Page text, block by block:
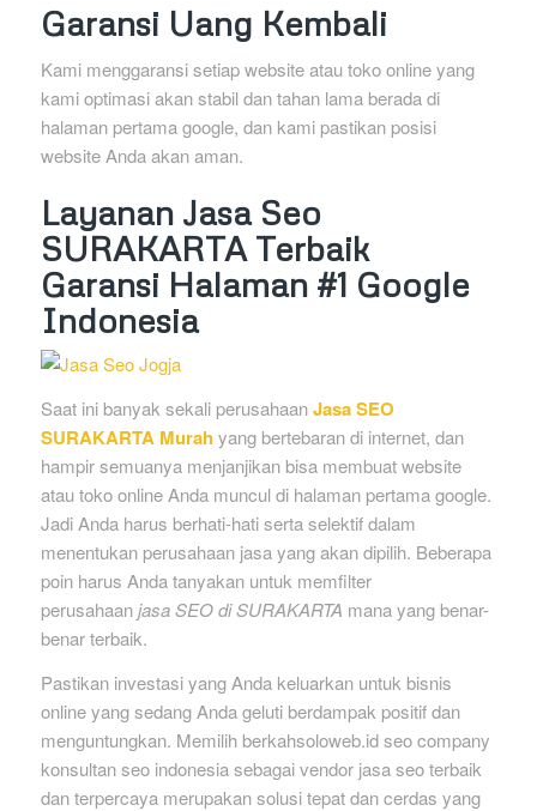
Garansi Uang Kembali
Kami menggaransi setiap website atau toko online yang
kami optimasi akan stabil dan tahan lama berada di
halaman pertama google, dan kami pastikan posisi
website Anda akan aman.
Layanan Jasa Seo
SURAKARTA Terbaik
Garansi Halaman #1 Google
Indonesia
Saat ini banyak sekali perusahaanJasa SEO
SURAKARTA Murahyang bertebaran di internet, dan
hampir semuanya menjanjikan bisa membuat website
atau toko online Anda muncul di halaman pertama google.
Jadi Anda harus berhati-hati serta selektif dalam
menentukan perusahaan jasa yang akan dipilih. Beberapa
poin harus Anda tanyakan untuk memfilter
perusahaanjasa SEO di SURAKARTA mana yang benar-
benar terbaik.
Pastikan investasi yang Anda keluarkan untuk bisnis
online yang sedang Anda geluti berdampak positif dan
menguntungkan. Memilih berkahsoloweb.id seo company
konsultan seo indonesia sebagai vendor jasa seo terbaik
dan terpercaya merupakan solusi tepat dan cerdas yang